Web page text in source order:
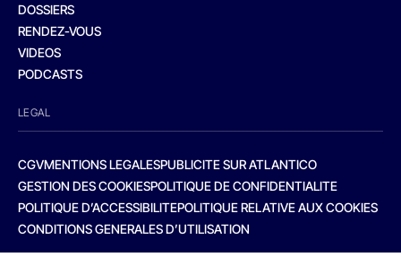
DOSSIERS
RENDEZ-VOUS
VIDEOS
PODCASTS
LEGAL
CGVMENTIONS LEGALESPUBLICITE SUR ATLANTICO
GESTION DES COOKIESPOLITIQUE DE CONFIDENTIALITE
POLITIQUE D’ACCESSIBILITEPOLITIQUE RELATIVE AUX COOKIES
CONDITIONS GENERALES D’UTILISATION